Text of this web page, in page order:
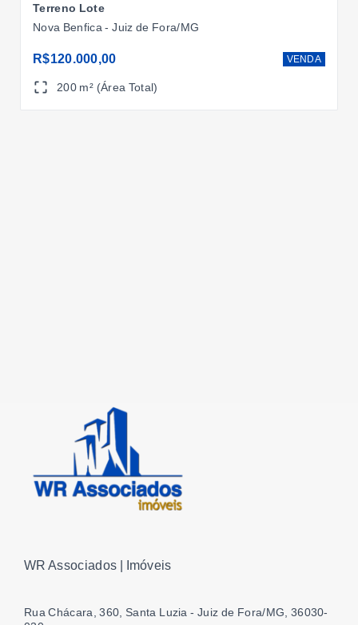
Terreno Lote
Nova Benfica - Juiz de Fora/MG
R$120.000,00 VENDA
200 m² (Área Total)
WR Associados | Imóveis
Rua Chácara, 360, Santa Luzia - Juiz de Fora/MG, 36030-